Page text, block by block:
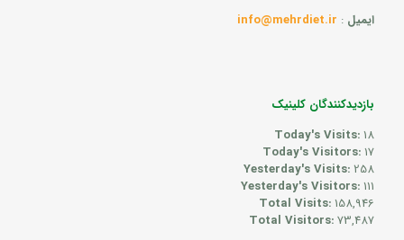
ایمیل :
info@mehrdiet.ir
بازدیدکنندگان کلینیک
Today's Visits:18
Today's Visitors:17
Yesterday's Visits:258
Yesterday's Visitors:111
Total Visits:158,946
Total Visitors:73,487